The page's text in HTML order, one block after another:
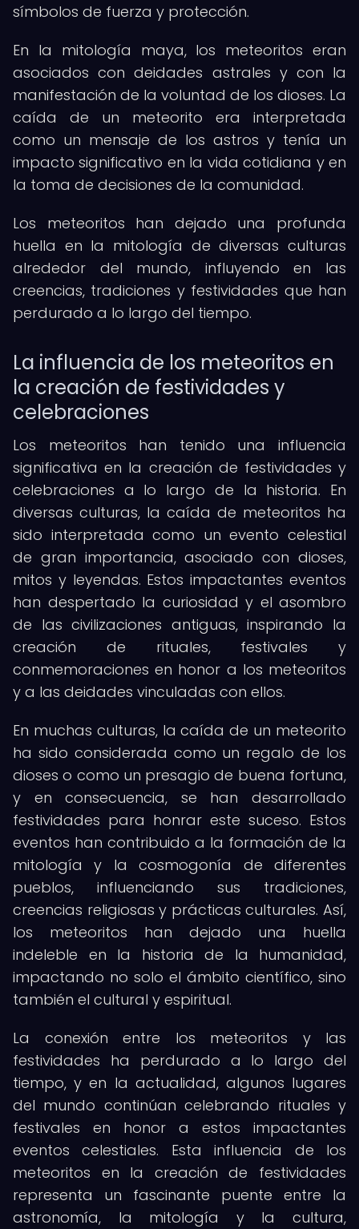
símbolos de fuerza y protección.
En la mitología maya, los meteoritos eran
asociados con deidades astrales y con la
manifestación de la voluntad de los dioses. La
caída de un meteorito era interpretada
como un mensaje de los astros y tenía un
impacto significativo en la vida cotidiana y en
la toma de decisiones de la comunidad.
Los meteoritos han dejado una profunda
huella en la mitología de diversas culturas
alrededor del mundo, influyendo en las
creencias, tradiciones y festividades que han
perdurado a lo largo del tiempo.
La influencia de los meteoritos en
la creación de festividades y
celebraciones
Los meteoritos han tenido una influencia
significativa en la creación de festividades y
celebraciones a lo largo de la historia. En
diversas culturas, la caída de meteoritos ha
sido interpretada como un evento celestial
de gran importancia, asociado con dioses,
mitos y leyendas. Estos impactantes eventos
han despertado la curiosidad y el asombro
de las civilizaciones antiguas, inspirando la
creación de rituales, festivales y
conmemoraciones en honor a los meteoritos
y a las deidades vinculadas con ellos.
En muchas culturas, la caída de un meteorito
ha sido considerada como un regalo de los
dioses o como un presagio de buena fortuna,
y en consecuencia, se han desarrollado
festividades para honrar este suceso. Estos
eventos han contribuido a la formación de la
mitología y la cosmogonía de diferentes
pueblos, influenciando sus tradiciones,
creencias religiosas y prácticas culturales. Así,
los meteoritos han dejado una huella
indeleble en la historia de la humanidad,
impactando no solo el ámbito científico, sino
también el cultural y espiritual.
La conexión entre los meteoritos y las
festividades ha perdurado a lo largo del
tiempo, y en la actualidad, algunos lugares
del mundo continúan celebrando rituales y
festivales en honor a estos impactantes
eventos celestiales. Esta influencia de los
meteoritos en la creación de festividades
representa un fascinante puente entre la
astronomía, la mitología y la cultura,